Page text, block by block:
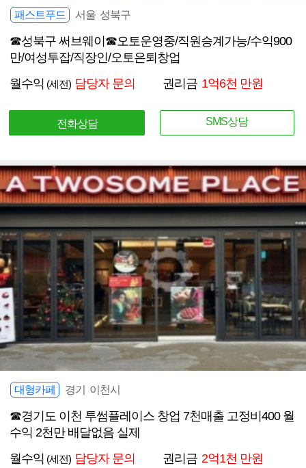
패스트푸드 서울 성북구
☎성북구 써브웨이☎오토운영중/직원승계가능/수익900
만/여성투잡/직장인/오토은퇴창업
월수익 (세전) 담당자 문의 권리금 1억6천 만원
전화상담 SMS상담
대형카페 경기 이천시
☎경기도 이천 투썸플레이스 창업 7천매출 고정비400 월
수익 2천만 배달없음 실제
월수익 (세전) 담당자 문의 권리금 2억1천 만원